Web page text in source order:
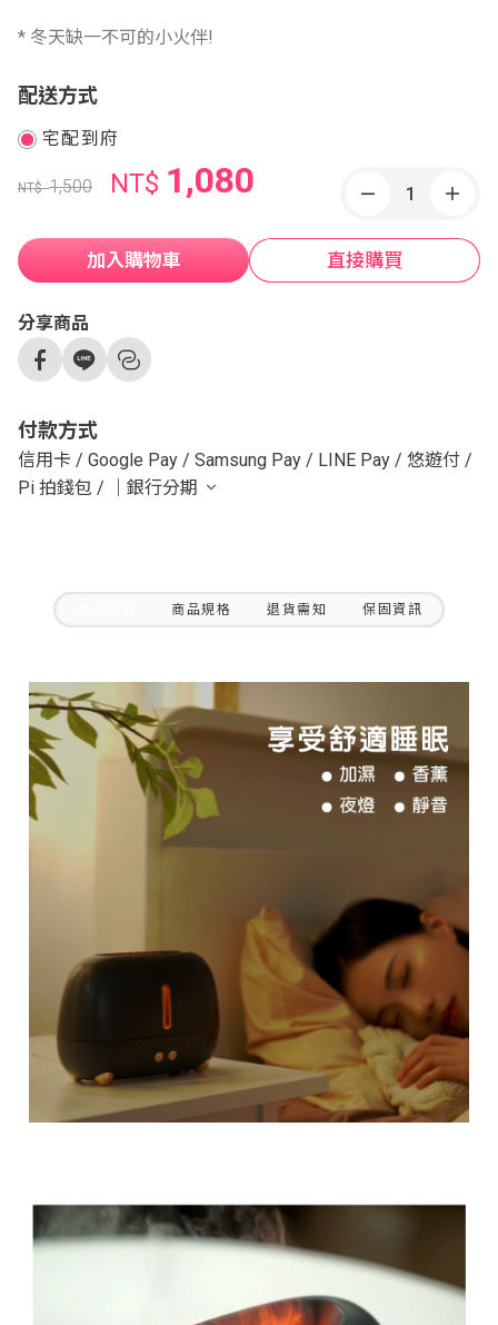
* 冬天缺一不可的小火伴!
配送方式
宅配到府
NT$1,500 NT$ 1,080
加入購物車 直接購買
分享商品
付款方式
信用卡 / Google Pay / Samsung Pay / LINE Pay / 悠遊付 /
Pi 拍錢包 / ｜銀行分期
商品規格 退貨需知 保固資訊